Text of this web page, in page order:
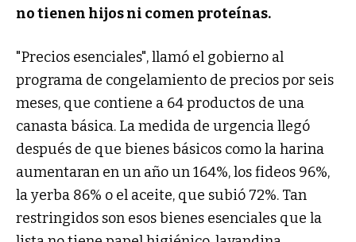
no tienen hijos ni comen proteínas.
"Precios esenciales", llamó el gobierno al
programa de congelamiento de precios por seis
meses, que contiene a 64 productos de una
canasta básica. La medida de urgencia llegó
después de que bienes básicos como la harina
aumentaran en un año un 164%, los fideos 96%,
la yerba 86% o el aceite, que subió 72%. Tan
restringidos son esos bienes esenciales que la